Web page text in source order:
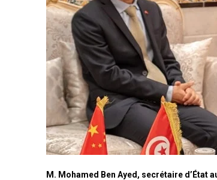
M. Mohamed Ben Ayed, secrétaire d’État